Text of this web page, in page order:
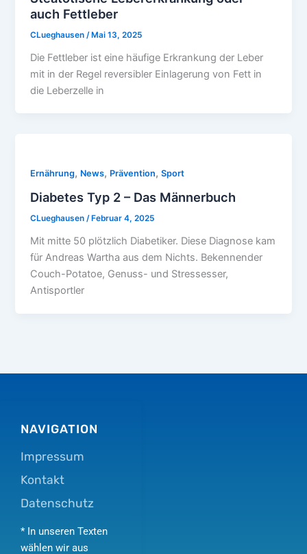
auch Fettleber
CLueghausen /Mai 13, 2025
Die Fettleber ist eine häufige Erkrankung der Leber
mit in der Regel reversibler Einlagerung von Fett in
die Leberzelle in
Ernährung, News, Prävention,Sport
Diabetes Typ 2 – Das Männerbuch
CLueghausen/ Februar 4, 2025
Mit mitte 50 plötzlich Diabetiker. Diese Diagnose kam
für Andreas Wartha aus dem Nichts. Bekennender
Couch-Potatoe, Genuss- und Stressesser,
Antisportler
NAVIGATION
Impressum
Kontakt
Datenschutz
* In unseren Texten
wählen wir aus